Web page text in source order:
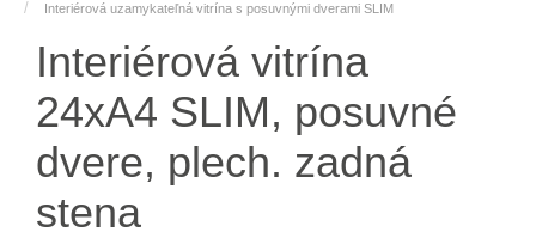
Interiérová uzamykateľná vitrína s posuvnými dverami SLIM
Interiérová vitrína
24xA4 SLIM, posuvné
dvere, plech. zadná
stena